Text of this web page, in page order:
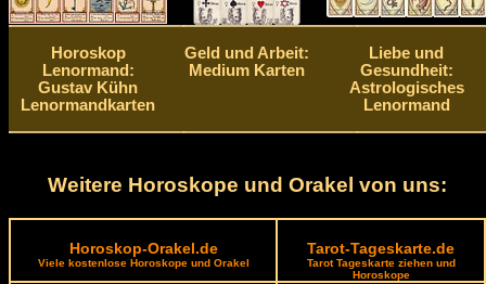
Horoskop
Lenormand:
Gustav Kühn
Lenormandkarten
Geld und Arbeit:
Medium Karten
Liebe und
Gesundheit:
Astrologisches
Lenormand
Weitere Horoskope und Orakel von uns:
Horoskop-Orakel.de
Viele kostenlose Horoskope und Orakel
Tarot-Tageskarte.de
Tarot Tageskarte ziehen und
Horoskope